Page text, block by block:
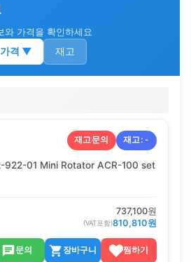
와 가격을 확인하세요
가격 ▼ 재고
재고문의 재고:-
922-01 Mini Rotator ACR-100 set
737,100원
(VAT포함)810,810원
문의 장바구니 찜하기